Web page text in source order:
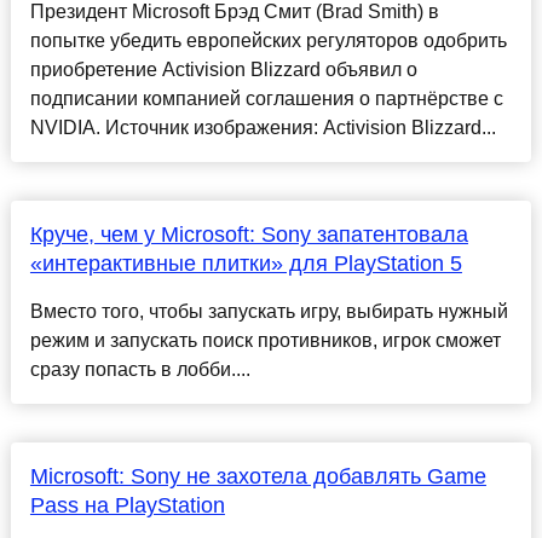
Президент Microsoft Брэд Смит (Brad Smith) в
попытке убедить европейских регуляторов одобрить
приобретение Activision Blizzard объявил о
подписании компанией соглашения о партнёрстве с
NVIDIA. Источник изображения: Activision Blizzard...
Круче, чем у Microsoft: Sony запатентовала
«интерактивные плитки» для PlayStation 5
Вместо того, чтобы запускать игру, выбирать нужный
режим и запускать поиск противников, игрок сможет
сразу попасть в лобби....
Microsoft: Sony не захотела добавлять Game
Pass на PlayStation